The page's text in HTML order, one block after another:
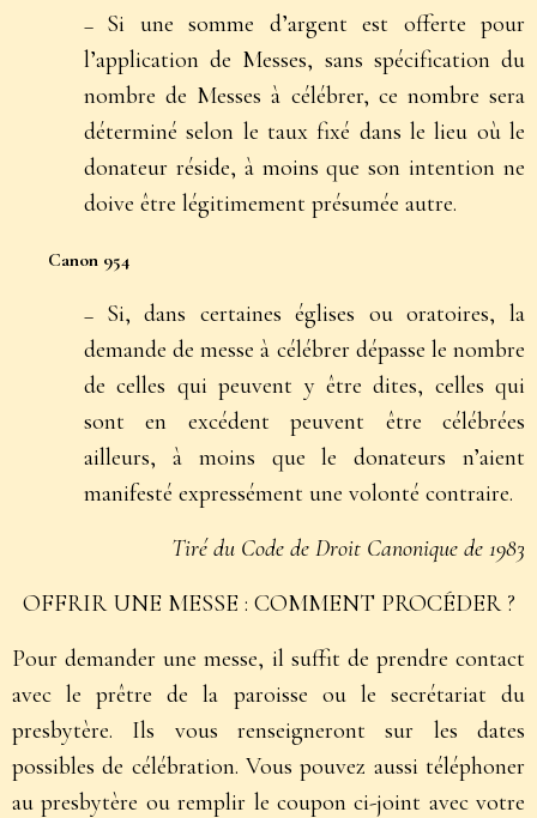
– Si une somme d’argent est offerte pour
l’application de Messes, sans spécification du
nombre de Messes à célébrer, ce nombre sera
déterminé selon le taux fixé dans le lieu où le
donateur réside, à moins que son intention ne
doive être légitimement présumée autre.
Canon 954
– Si, dans certaines églises ou oratoires, la
demande de messe à célébrer dépasse le nombre
de celles qui peuvent y être dites, celles qui
sont en excédent peuvent être célébrées
ailleurs, à moins que le donateurs n’aient
manifesté expressément une volonté contraire.
Tiré du Code de Droit Canonique de 1983
OFFRIR UNE MESSE : COMMENT PROCÉDER ?
Pour demander une messe, il suffit de prendre contact
avec le prêtre de la paroisse ou le secrétariat du
presbytère. Ils vous renseigneront sur les dates
possibles de célébration. Vous pouvez aussi téléphoner
au presbytère ou remplir le coupon ci-joint avec votre